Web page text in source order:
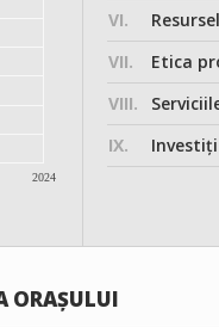
2024
VI.
VII.
Etica
VIII.
IX.
Investițiile,
ORAȘULUI